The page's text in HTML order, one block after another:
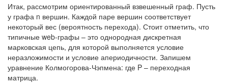
Итак, рассмотрим ориентированный взвешенный граф. Пусть
у графа n вершин. Каждой паре вершин соответствует
некоторый вес (вероятность перехода). Стоит отметить, что
типичные web-графы – это однородная дискретная
марковская цепь, для которой выполняется условие
неразложимости и условие апериодичности. Запишем
уравнение Колмогорова-Чэпмена: где P – переходная
матрица.